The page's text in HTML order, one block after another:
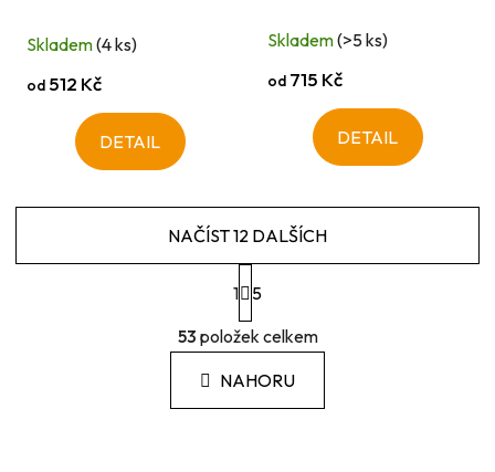
Skladem(4 ks)
od 512 Kč
DETAIL
Skladem(>5 ks)
od715 Kč
DETAIL
O
v
á
d
NAČÍST 12 DALŠÍCH
S
t
r
á
n
k
1
5
53 položek celkem
NAHORU